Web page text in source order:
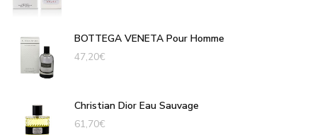
BOTTEGA VENETA Pour Homme
47,20€
Christian Dior Eau Sauvage
61,70€